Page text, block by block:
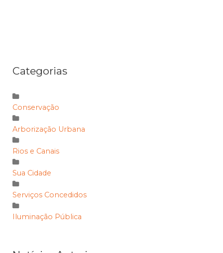
Categorias
Conservação
Arborização Urbana
Rios e Canais
Sua Cidade
Serviços Concedidos
Iluminação Pública